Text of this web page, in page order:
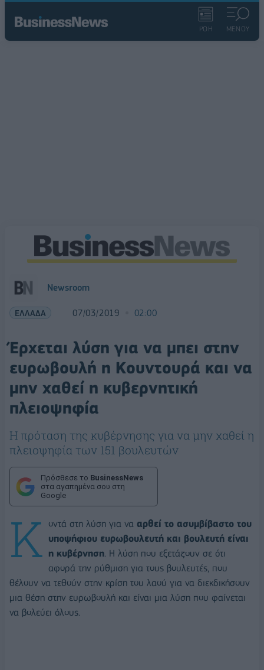
ΡΟΗ ΜΕΝΟΥ
Newsroom
ΕΛΛΑΔΑ 07/03/2019 02:00
Έρχεται λύση για να μπει στην
ευρωβουλή η Κουντουρά και να
μην χαθεί η κυβερνητική
πλειοψηφία
Η πρόταση της κυβέρνησης για να μην χαθεί η
πλειοψηφία των 151 βουλευτών
Πρόσθεσε το BusinessNews
στα αγαπημένα σου στη
Google
Κ οντά στη λύση για να αρθεί το ασυμβίβαστο του
υποψήφιου ευρωβουλευτή και βουλευτή είναι
η κυβέρνηση. Η λύση που εξετάζουν σε ότι
αφορά την ρύθμιση για τους βουλευτές, που
θέλουν να τεθούν στην κρίση του λαού για να διεκδικήσουν
μια θέση στην ευρωβουλή και είναι μια λύση που φαίνεται
να βολεύει όλους.